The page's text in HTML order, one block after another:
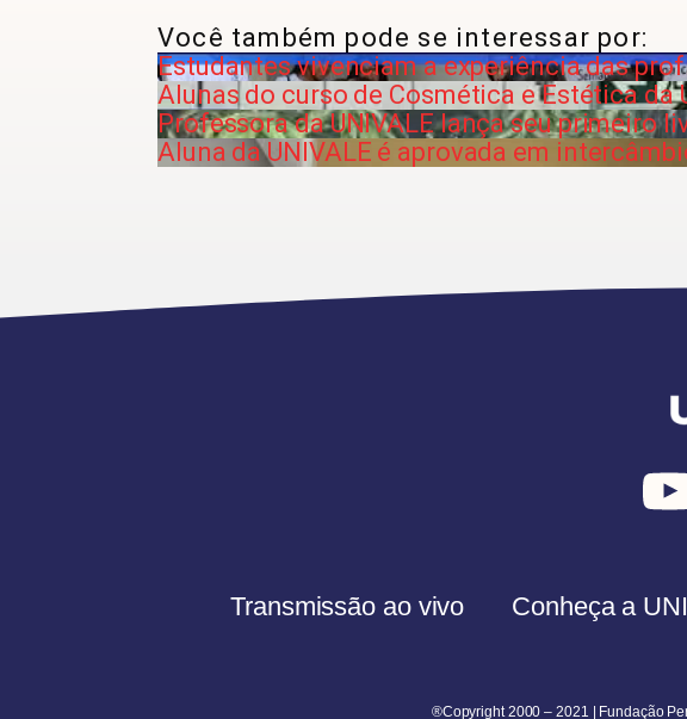
Você também pode se interessar por:
Estudantes vivenciam a experiência das
Alunas do curso de Cosmética e Estética
Professora da UNIVALE lança seu primeiro
Aluna da UNIVALE é aprovada em
Transmissão ao vivo Conheça a
®Copyright 2000 – 2021 | Fundação